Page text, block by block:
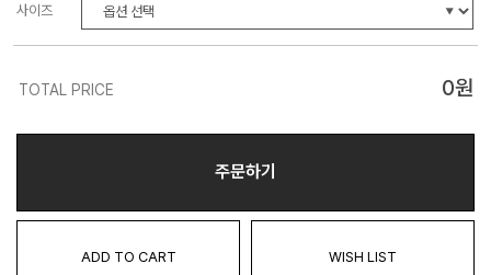
사이즈
TOTAL PRICE 0원
주문하기
ADD TO CART WISH LIST